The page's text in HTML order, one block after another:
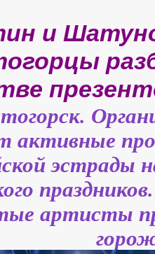
и
эстрады
артисты